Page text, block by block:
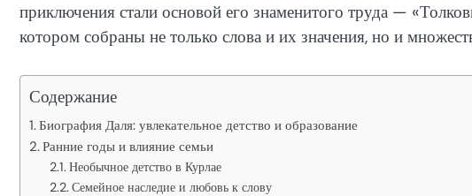
приключения стали основой его знаменитого труда —
котором собраны не только слова и их значения, но и
Содержание
Биография Даля: увлекательное детство и образование
Ранние годы и влияние семьи
Необычное детство в Курлае
Семейное наследие и любовь к слову